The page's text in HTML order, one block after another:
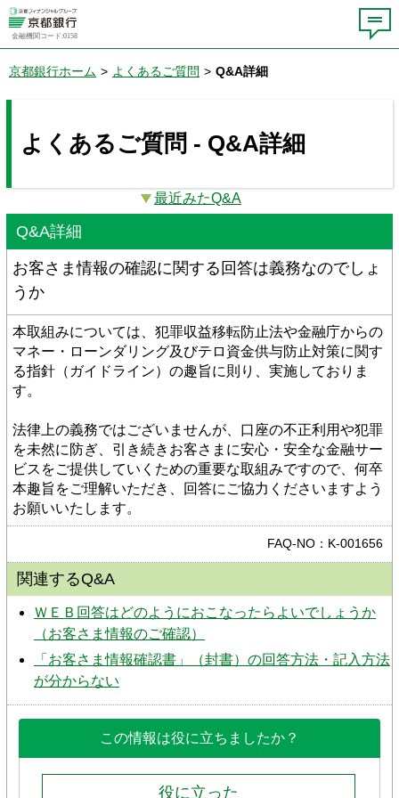
金融機関コード:0158
京都銀行ホーム > よくあるご質問 > Q&A詳細
よくあるご質問 - Q&A詳細
最近みたQ&A
Q&A詳細
お客さま情報の確認に関する回答は義務なのでしょ
うか
本取組みについては、犯罪収益移転防止法や金融庁からの
マネー・ローンダリング及びテロ資金供与防止対策に関す
る指針（ガイドライン）の趣旨に則り、実施しておりま
す。
法律上の義務ではございませんが、口座の不正利用や犯罪
を未然に防ぎ、引き続きお客さまに安心・安全な金融サー
ビスをご提供していくための重要な取組みですので、何卒
本趣旨をご理解いただき、回答にご協力くださいますよう
お願いいたします。
FAQ-NO：K-001656
関連するQ&A
ＷＥＢ回答はどのようにおこなったらよいでしょうか
（お客さま情報のご確認）
「お客さま情報確認書」（封書）の回答方法・記入方法
が分からない
この情報は役に立ちましたか？
役に立った